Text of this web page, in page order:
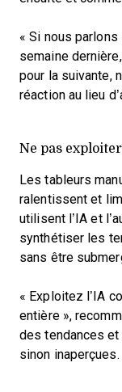
« Si nous
semaine
pour la suivante,
réaction au lieu
Ne pas
Les tableurs
ralentissent et
utilisent l’IA et
synthétiser les
sans être
« Exploitez l’IA
entière »,
des tendances
sinon inaperçues.